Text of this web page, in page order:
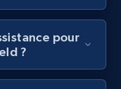
products by
price, Final
pour
?